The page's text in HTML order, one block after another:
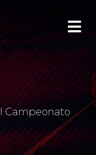
Campeonato